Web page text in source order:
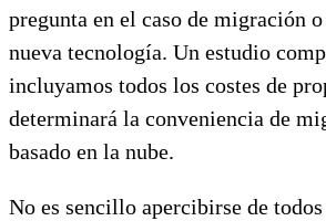
pregunta en el caso de migración
nueva tecnología. Un estudio
incluyamos todos los costes de
determinará la conveniencia de
basado en la nube.
No es sencillo apercibirse de